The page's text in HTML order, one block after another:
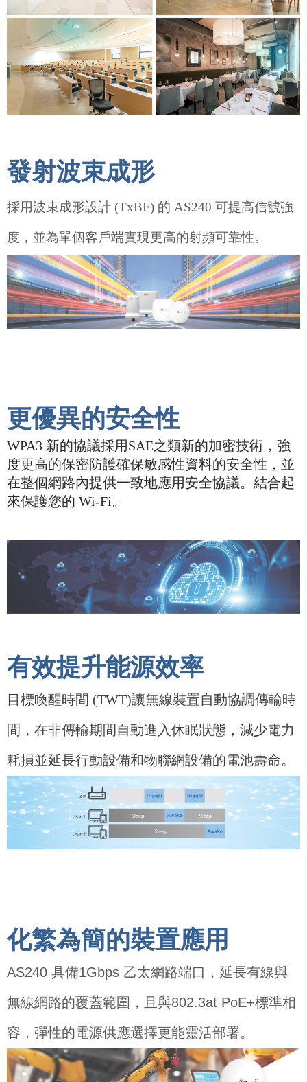
發射波束成形
採用波束成形設計 (TxBF) 的 AS240 可提高信號強
度，並為單個客戶端實現更高的射頻可靠性。
更優異的安全性
WPA3 新的協議採用SAE之類新的加密技術，強
度更高的保密防護確保敏感性資料的安全性，並
在整個網路內提供一致地應用安全協議。結合起
來保護您的 Wi-Fi。
有效提升能源效率
目標喚醒時間 (TWT)讓無線裝置自動協調傳輸時
間，在非傳輸期間自動進入休眠狀態，減少電力
耗損並延長行動設備和物聯網設備的電池壽命。
化繁為簡的裝置應用
AS240 具備1Gbps 乙太網路端口，延長有線與
無線網路的覆蓋範圍，且與802.3at PoE+標準相
容，彈性的電源供應選擇更能靈活部署。